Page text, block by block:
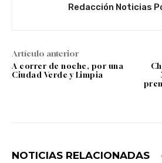
Redacción Noticias
Artículo anterior
A correr de noche, por una
Ciudad Verde y Limpia
NOTICIAS RELACIONADAS